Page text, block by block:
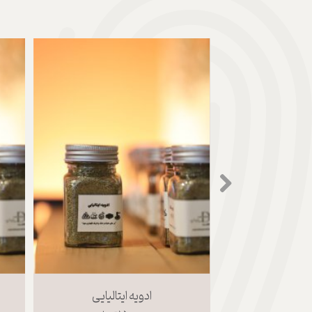
ادویه ایتالیایی